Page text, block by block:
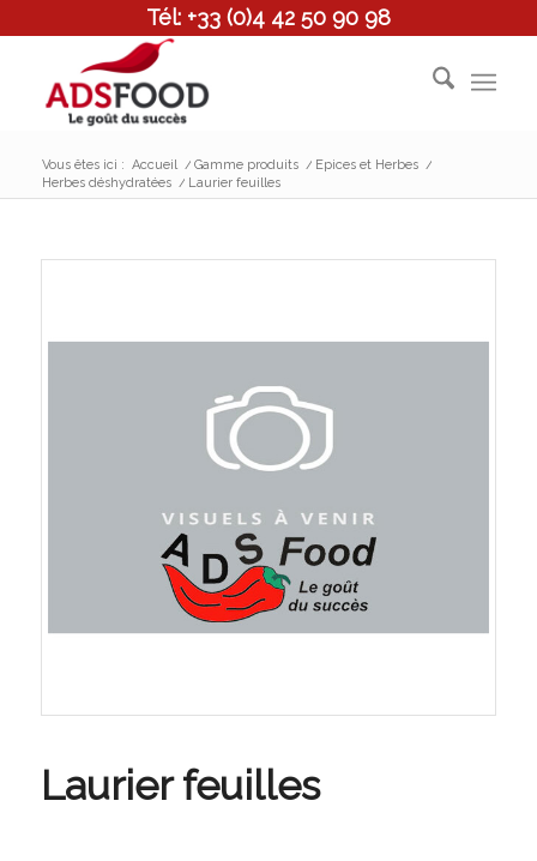
Tél: +33 (0)4 42 50 90 98
Vous êtes ici : Accueil / Gamme produits / Epices et Herbes /
Herbes déshydratées / Laurier feuilles
Laurier feuilles